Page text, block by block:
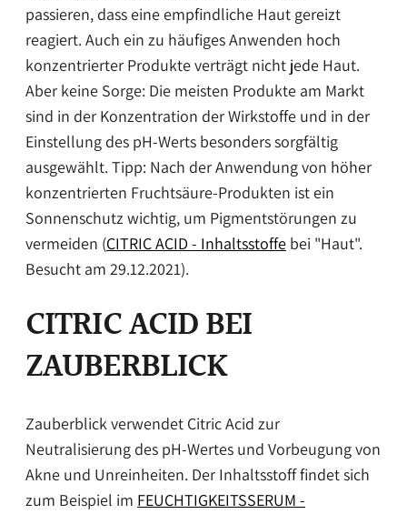
passieren, dass eine empfindliche Haut gereizt
reagiert. Auch ein zu häufiges Anwenden hoch
konzentrierter Produkte verträgt nicht jede Haut.
Aber keine Sorge: Die meisten Produkte am Markt
sind in der Konzentration der Wirkstoffe und in der
Einstellung des pH-Werts besonders sorgfältig
ausgewählt. Tipp: Nach der Anwendung von höher
konzentrierten Fruchtsäure-Produkten ist ein
Sonnenschutz wichtig, um Pigmentstörungen zu
vermeiden (CITRIC ACID - Inhaltsstoffe bei "Haut".
Besucht am 29.12.2021).
CITRIC ACID BEI
ZAUBERBLICK
Zauberblick verwendet Citric Acid zur
Neutralisierung des pH-Wertes und Vorbeugung von
Akne und Unreinheiten. Der Inhaltsstoff findet sich
zum Beispiel im FEUCHTIGKEITSSERUM -